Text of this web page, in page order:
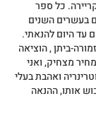
כל ספר
לפחות 8 פעמים בעשרים השנים
עד היום להנאתי.
ביתן , הוציאה
מצחיק, ואני
ואהבת בעלי
אותו, ההנאה